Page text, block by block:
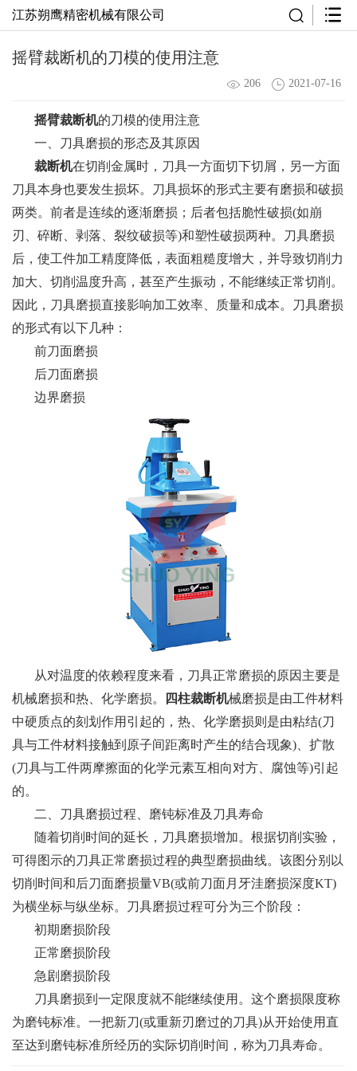
江苏朔鹰精密机械有限公司
摇臂裁断机的刀模的使用注意
206 2021-07-16
摇臂裁断机的刀模的使用注意
一、刀具磨损的形态及其原因
裁断机在切削金属时，刀具一方面切下切屑，另一方面
刀具本身也要发生损坏。刀具损坏的形式主要有磨损和破损
两类。前者是连续的逐渐磨损；后者包括脆性破损(如崩
刃、碎断、剥落、裂纹破损等)和塑性破损两种。刀具磨损
后，使工件加工精度降低，表面粗糙度增大，并导致切削力
加大、切削温度升高，甚至产生振动，不能继续正常切削。
因此，刀具磨损直接影响加工效率、质量和成本。刀具磨损
的形式有以下几种：
前刀面磨损
后刀面磨损
边界磨损
从对温度的依赖程度来看，刀具正常磨损的原因主要是
机械磨损和热、化学磨损。
四柱裁断机械磨损是由工件材料
中硬质点的刻划作用引起的，热、化学磨损则是由粘结(刀
具与工件材料接触到原子间距离时产生的结合现象)、扩散
(刀具与工件两摩擦面的化学元素互相向对方、腐蚀等)引起
的。
二、刀具磨损过程、磨钝标准及刀具寿命
随着切削时间的延长，刀具磨损增加。根据切削实验，
可得图示的刀具正常磨损过程的典型磨损曲线。该图分别以
切削时间和后刀面磨损量VB(或前刀面月牙洼磨损深度KT)
为横坐标与纵坐标。刀具磨损过程可分为三个阶段：
初期磨损阶段
正常磨损阶段
急剧磨损阶段
刀具磨损到一定限度就不能继续使用。这个磨损限度称
为磨钝标准。一把新刀(或重新刃磨过的刀具)从开始使用直
至达到磨钝标准所经历的实际切削时间，称为刀具寿命。